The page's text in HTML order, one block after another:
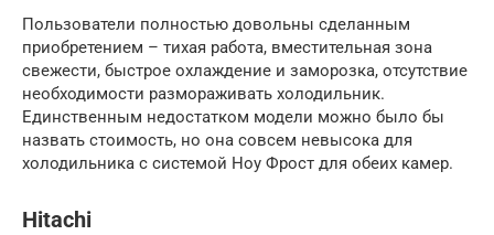
Пользователи полностью довольны сделанным
приобретением – тихая работа, вместительная зона
свежести, быстрое охлаждение и заморозка, отсутствие
необходимости размораживать холодильник.
Единственным недостатком модели можно было бы
назвать стоимость, но она совсем невысока для
холодильника с системой Ноу Фрост для обеих камер.
Hitachi